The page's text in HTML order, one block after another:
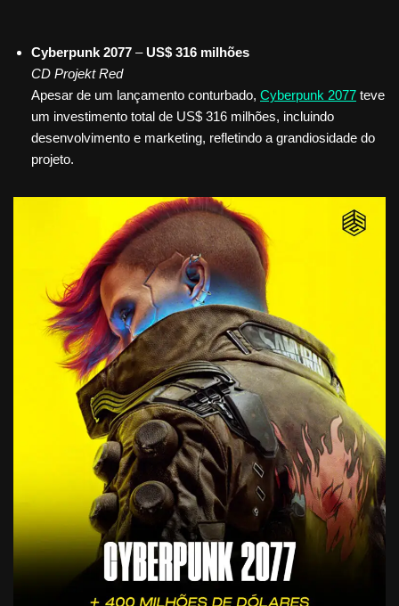
Cyberpunk 2077 – US$ 316 milhões
CD Projekt Red
Apesar de um lançamento conturbado, Cyberpunk 2077 teve
um investimento total de US$ 316 milhões, incluindo
desenvolvimento e marketing, refletindo a grandiosidade do
projeto.